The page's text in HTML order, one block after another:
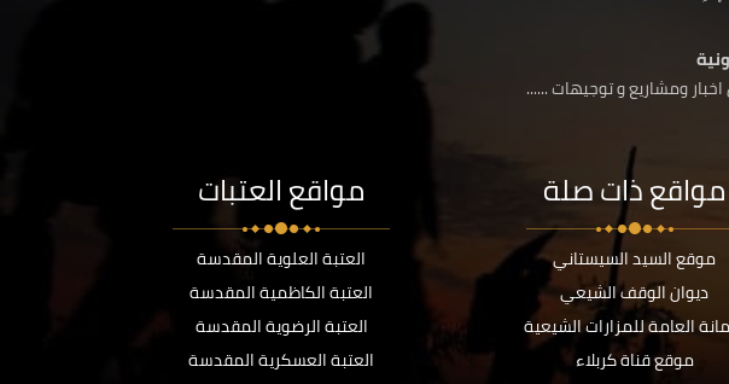
ومشاريع و توجيهات ......
مواقع ذات صلة
موقع السيد السيستاني
ديوان الوقف الشيعي
العامة للمزارات الشيعية
موقع قناة كربلاء
مواقع العتبات
العتبة العلوية المقدسة
العتبة الكاظمية المقدسة
العتبة الرضوية المقدسة
العتبة العسكرية المقدسة